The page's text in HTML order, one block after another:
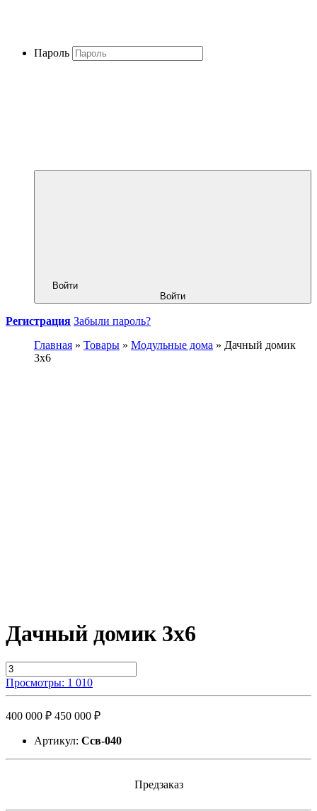
Пароль
Войти
Войти
Регистрация Забыли пароль?
Главная » Товары » Модульные дома » Дачный домик
3х6
Дачный домик 3х6
Просмотры: 1 010
400 000 ₽ 450 000 ₽
Артикул: Ссв-040
Предзаказ